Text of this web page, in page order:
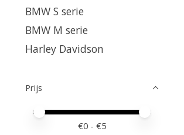
BMW S serie
BMW M serie
Harley Davidson
Prijs
Minimale prijswaarde
Price maximum value
€0 - €5